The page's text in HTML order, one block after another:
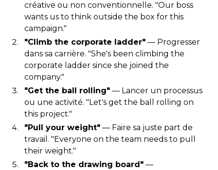
créative ou non conventionnelle. "Our boss
wants us to think outside the box for this
campaign."
"Climb the corporate ladder" — Progresser
dans sa carrière. "She's been climbing the
corporate ladder since she joined the
company."
"Get the ball rolling" — Lancer un processus
ou une activité. "Let's get the ball rolling on
this project."
"Pull your weight" — Faire sa juste part de
travail. "Everyone on the team needs to pull
their weight."
"Back to the drawing board" —